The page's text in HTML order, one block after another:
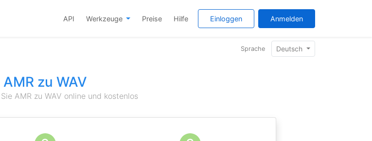
API Werkzeuge Preise Hilfe Einloggen Anmelden
Sprache Deutsch
AMR zu WAV
AMR zu WAV online und kostenlos